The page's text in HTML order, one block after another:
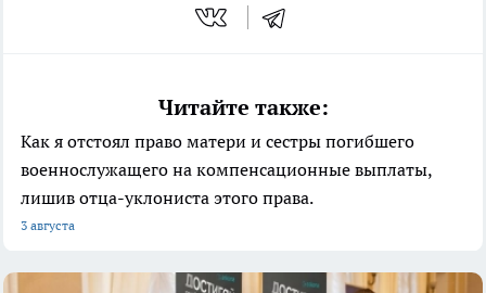
Читайте также:
Как я отстоял право матери и сестры погибшего
военнослужащего на компенсационные выплаты,
лишив отца-уклониста этого права.
3 августа